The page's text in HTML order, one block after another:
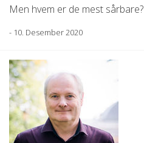
Men hvem er de mest sårbare?
- 10. Desember 2020